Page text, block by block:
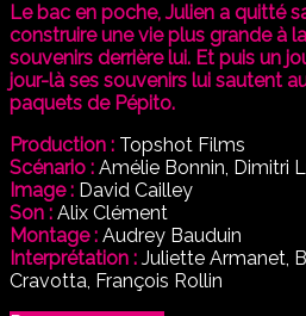
Le bac en poche, Julien a quitté
construire une vie plus grande à
souvenirs derrière lui. Et puis un
jour-là ses souvenirs lui sautent
paquets de Pépito.
Production : Topshot Films
Scénario : Amélie Bonnin, Dimitri
Image : David Cailley
Son : Alix Clément
Montage : Audrey Bauduin
Interprétation : Juliette Armanet,
Cravotta, François Rollin